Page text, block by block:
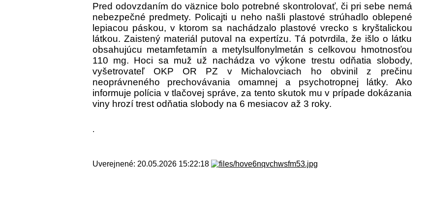
Pred odovzdaním do väznice bolo potrebné skontrolovať, či pri sebe nemá
nebezpečné predmety. Policajti u neho našli plastové strúhadlo oblepené
lepiacou páskou, v ktorom sa nachádzalo plastové vrecko s kryštalickou
látkou. Zaistený materiál putoval na expertízu. Tá potvrdila, že išlo o látku
obsahujúcu metamfetamín a metylsulfonylmetán s celkovou hmotnosťou
110 mg. Hoci sa muž už nachádza vo výkone trestu odňatia slobody,
vyšetrovateľ OKP OR PZ v Michalovciach ho obvinil z prečinu
neoprávneného prechovávania omamnej a psychotropnej látky. Ako
informuje polícia v tlačovej správe, za tento skutok mu v prípade dokázania
viny hrozí trest odňatia slobody na 6 mesiacov až 3 roky.
.
Uverejnené: 20.05.2026 15:22:18